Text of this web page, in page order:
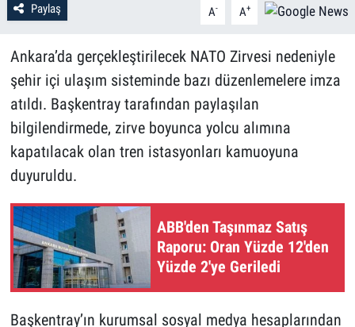
Paylaş A- A+
Ankara’da gerçekleştirilecek NATO Zirvesi nedeniyle
şehir içi ulaşım sisteminde bazı düzenlemelere imza
atıldı. Başkentray tarafından paylaşılan
bilgilendirmede, zirve boyunca yolcu alımına
kapatılacak olan tren istasyonları kamuoyuna
duyuruldu.
ABB'den Taşınmaz Satış
Raporu: Oran Yüzde 12'den
Yüzde 2'ye Geriledi
Başkentray’ın kurumsal sosyal medya hesaplarından